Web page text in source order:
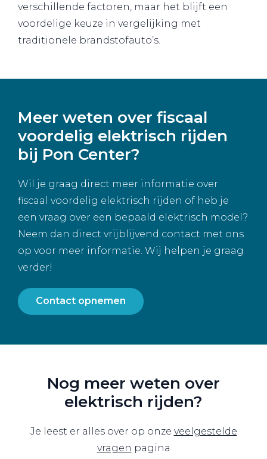
verschillende factoren, maar het blijft een
voordelige keuze in vergelijking met
traditionele brandstofauto’s.
Meer weten over fiscaal
voordelig elektrisch rijden
bij Pon Center?
Wil je graag direct meer informatie over
fiscaal voordelig elektrisch rijden of heb je
een vraag over een bepaald elektrisch model?
Neem dan direct vrijblijvend contact met ons
op voor meer informatie. Wij helpen je graag
verder!
Contact opnemen
Nog meer weten over
elektrisch rijden?
Je leest er alles over op onze veelgestelde
vragen pagina